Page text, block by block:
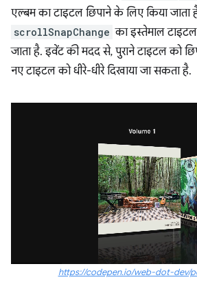
एल्बम का टाइटल छिपाने के लिए किया जाता
scrollSnapChange का इस्तेमाल
जाता है. इवेंट की मदद से, पुराने टाइटल को
नए टाइटल को धीरे-धीरे दिखाया जा सकता है.
https://codepen.io/web-dot-dev/